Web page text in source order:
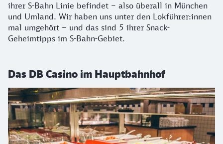
ihrer S-Bahn Linie befindet – also überall in München
und Umland. Wir haben uns unter den Lokführer:innen
mal umgehört – und das sind 5 ihrer Snack-
Geheimtipps im S-Bahn-Gebiet.
Das DB Casino im Hauptbahnhof